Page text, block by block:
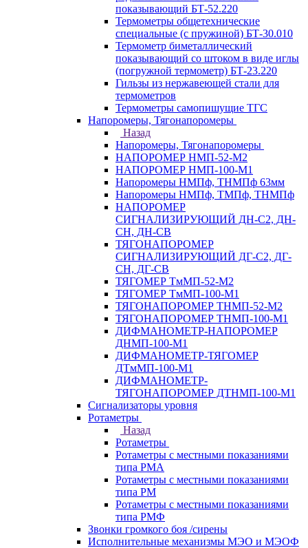
показывающий БТ-52.220
Термометры общетехнические
специальные (с пружиной) БТ-30.010
Термометр биметаллический
показывающий со штоком в виде иглы
(погружной термометр) БТ-23.220
Гильзы из нержавеющей стали для
термометров
Термометры самопишущие ТГС
Напоромеры, Тягонапоромеры
Назад
Напоромеры, Тягонапоромеры
НАПОРОМЕР НМП-52-М2
НАПОРОМЕР НМП-100-М1
Напоромеры НМПф, ТНМПф 63мм
Напоромеры НМПф, ТМПф, ТНМПф
НАПОРОМЕР
СИГНАЛИЗИРУЮЩИЙ ДН-С2, ДН-
СН, ДН-СВ
ТЯГОНАПОРОМЕР
СИГНАЛИЗИРУЮЩИЙ ДГ-С2, ДГ-
СН, ДГ-СВ
ТЯГОМЕР ТмМП-52-М2
ТЯГОМЕР ТмМП-100-М1
ТЯГОНАПОРОМЕР ТНМП-52-М2
ТЯГОНАПОРОМЕР ТНМП-100-М1
ДИФМАНОМЕТР-НАПОРОМЕР
ДНМП-100-М1
ДИФМАНОМЕТР-ТЯГОМЕР
ДТмМП-100-М1
ДИФМАНОМЕТР-
ТЯГОНАПОРОМЕР ДТНМП-100-М1
Сигнализаторы уровня
Ротаметры
Назад
Ротаметры
Ротаметры с местными показаниями
типа РМА
Ротаметры с местными показаниями
типа РМ
Ротаметры с местными показаниями
типа РМФ
Звонки громкого боя /сирены
Исполнительные механизмы МЭО и МЭОФ